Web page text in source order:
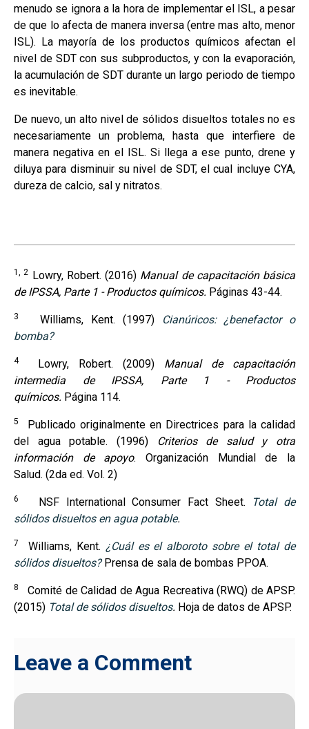
menudo se ignora a la hora de implementar el ISL, a pesar
de que lo afecta de manera inversa (entre mas alto, menor
ISL). La mayoría de los productos químicos afectan el
nivel de SDT con sus subproductos, y con la evaporación,
la acumulación de SDT durante un largo periodo de tiempo
es inevitable.
De nuevo, un alto nivel de sólidos disueltos totales no es
necesariamente un problema, hasta que interfiere de
manera negativa en el ISL. Si llega a ese punto, drene y
diluya para disminuir su nivel de SDT, el cual incluye CYA,
dureza de calcio, sal y nitratos.
1, 2 Lowry, Robert. (2016) Manual de capacitación básica
de IPSSA, Parte 1 - Productos químicos. Páginas 43-44.
3 Williams, Kent. (1997)
Cianúricos: ¿benefactor o
bomba?
4Lowry, Robert. (2009) Manual de capacitación
intermedia de IPSSA, Parte 1 - Productos
químicos. Página 114.
5
Publicado originalmente en Directrices para la calidad
del agua potable. (1996)
Criterios de salud y otra
información de apoyo. Organización Mundial de la
Salud. (2da ed. Vol. 2)
6 NSF International Consumer Fact Sheet.
Total de
sólidos disueltos en agua potable.
7 Williams, Kent. ¿Cuál es el alboroto sobre el total de
sólidos disueltos? Prensa de sala de bombas PPOA.
8
Comité de Calidad de Agua Recreativa (RWQ) de APSP.
(2015) Total de sólidos disueltos. Hoja de datos de APSP.
Leave a Comment